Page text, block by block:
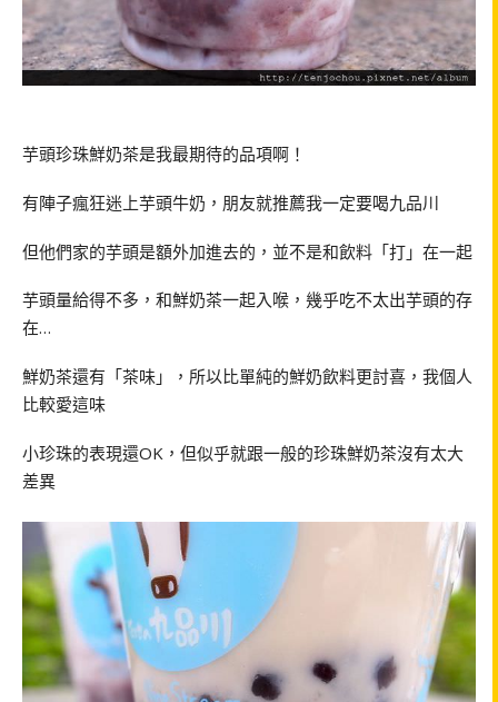
芋頭珍珠鮮奶茶是我最期待的品項啊！
有陣子瘋狂迷上芋頭牛奶，朋友就推薦我一定要喝九品川
但他們家的芋頭是額外加進去的，並不是和飲料「打」在一起
芋頭量給得不多，和鮮奶茶一起入喉，幾乎吃不太出芋頭的存
在…
鮮奶茶還有「茶味」，所以比單純的鮮奶飲料更討喜，我個人
比較愛這味
小珍珠的表現還OK ，但似乎就跟一般的珍珠鮮奶茶沒有太大
差異